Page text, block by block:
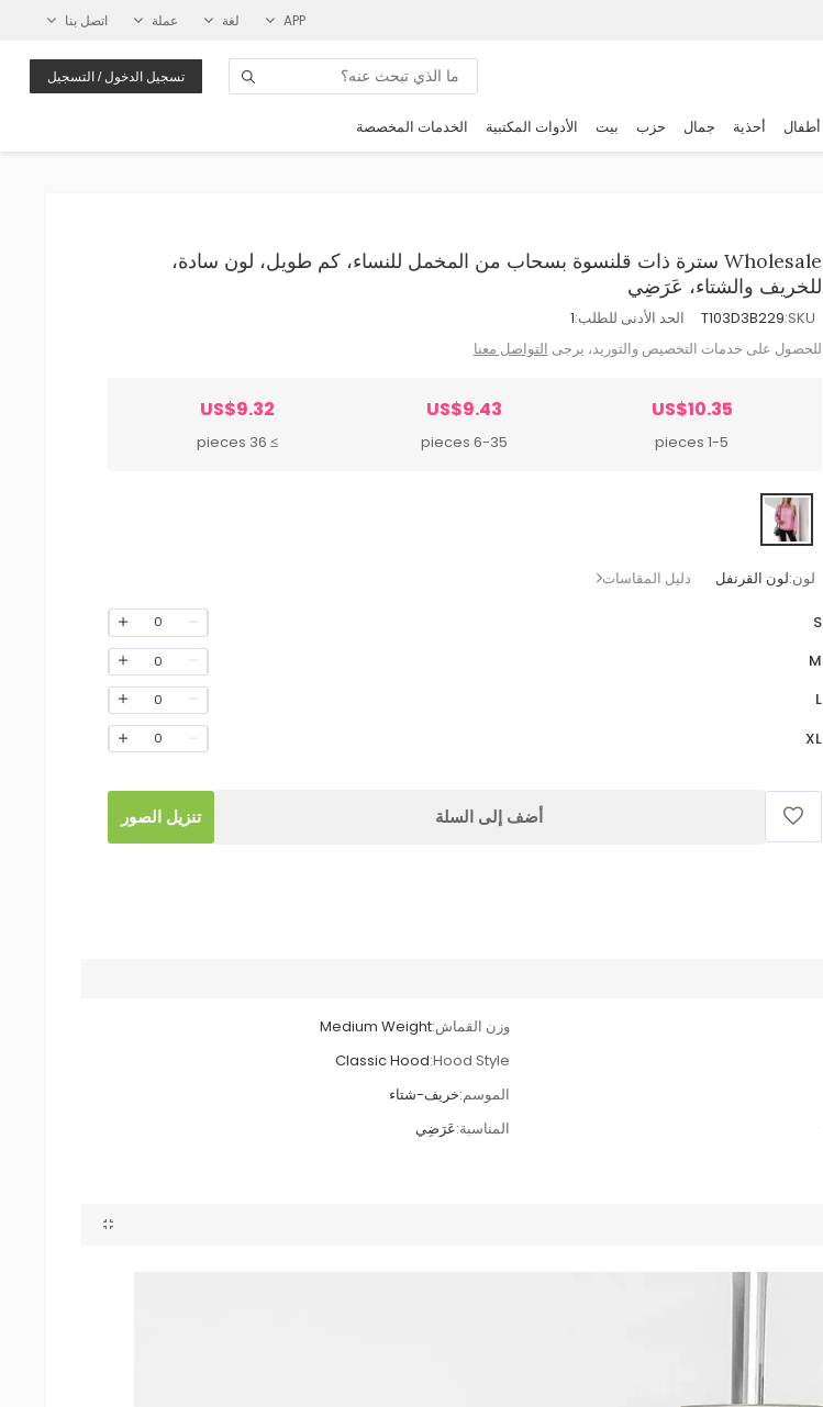
APP لغة عملة اتصل بنا
تسجيل الدخول / التسجيل
أطفال أحذية جمال حزب بيت الأدوات المكتبية الخدمات المخصصة
Wholesale سترة ذات قلنسوة بسحاب من المخمل للنساء، كم طويل، لون سادة،
للخريف والشتاء، عَرَضِي
SKU:
T103D3B229 الحد الأدنى للطلب:1
للحصول على خدمات التخصيص والتوريد، يرجى التواصل معنا
US$10.35
1-5 pieces
US$9.43
6-35 pieces
US$9.32
≥ 36 pieces
لون:لون القرنفل دليل المقاسات
S
0
M
0
L
0
XL
0
أضف إلى السلة تنزيل الصور
وزن القماش:Medium Weight
Hood Style:
Classic Hood
الموسم:خريف-شتاء
المناسبة:عَرَضِي